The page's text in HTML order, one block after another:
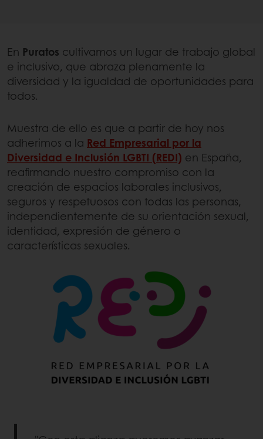
En Puratos cultivamos un lugar de trabajo global
e inclusivo, que abraza plenamente la
diversidad y la igualdad de oportunidades para
todos.
Muestra de ello es que a partir de hoy nos
adherimos a la Red Empresarial por la
Diversidad e Inclusión LGBTI (REDI) en España,
reafirmando nuestro compromiso con la
creación de espacios laborales inclusivos,
seguros y respetuosos con todas las personas,
independientemente de su orientación sexual,
identidad, expresión de género o
características sexuales.